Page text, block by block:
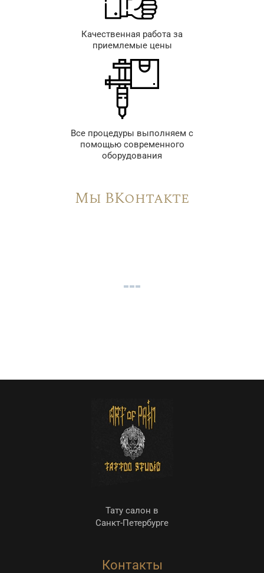
Качественная работа за
приемлемые цены
Все процедуры выполняем с
помощью современного
оборудования
Мы ВКонтакте
Тату салон в
Санкт-Петербурге
Контакты